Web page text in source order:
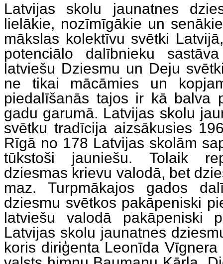
Latvijas skolu jaunatnes
lielākie, nozīmīgākie un
mākslas kolektīvu svētki
potenciālo dalībnieku
latviešu Dziesmu un Deju
ne tikai mācāmies un
piedalīšanās tajos ir kā balva
gadu garumā. Latvijas skolu
svētku tradīcija aizsākusies
Rīgā no 178 Latvijas skolām
tūkstoši jauniešu. Tolaik
dziesmas krievu valodā, bet
maz. Turpmākajos gados
dziesmu svētkos pakāpeniski
latviešu valodā pakāpeniski
Latvijas skolu jaunatnes
koris diriģenta Leonīda